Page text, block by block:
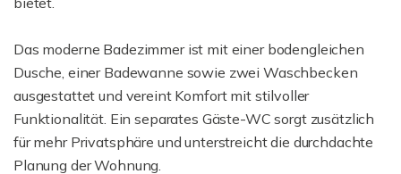
Das moderne Badezimmer ist mit einer bodengleichen
Dusche, einer Badewanne sowie zwei Waschbecken
ausgestattet und vereint Komfort mit stilvoller
Funktionalität. Ein separates Gäste-WC sorgt zusätzlich
für mehr Privatsphäre und unterstreicht die durchdachte
Planung der Wohnung.